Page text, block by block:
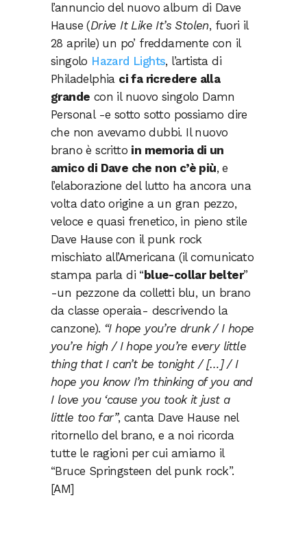
l’annuncio del nuovo album di Dave
Hause (Drive It Like It’s Stolen, fuori il
28 aprile) un po’ freddamente con il
singolo Hazard Lights, l’artista di
Philadelphia ci fa ricredere alla
grande con il nuovo singolo Damn
Personal -e sotto sotto possiamo dire
che non avevamo dubbi. Il nuovo
brano è scritto in memoria di un
amico di Dave che non c’è più, e
l’elaborazione del lutto ha ancora una
volta dato origine a un gran pezzo,
veloce e quasi frenetico, in pieno stile
Dave Hause con il punk rock
mischiato all’Americana (il comunicato
stampa parla di “ blue-collar belter”
-un pezzone da colletti blu, un brano
da classe operaia- descrivendo la
canzone). “I hope you’re drunk / I hope
you’re high / I hope you’re every little
thing that I can’t be tonight / […] / I
hope you know I’m thinking of you and
I love you ‘cause you took it just a
little too far”, canta Dave Hause nel
ritornello del brano, e a noi ricorda
tutte le ragioni per cui amiamo il
“Bruce Springsteen del punk rock”.
[AM]